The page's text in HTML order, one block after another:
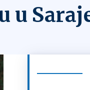
u